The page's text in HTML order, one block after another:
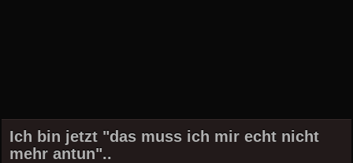
Ich bin jetzt "das muss ich mir echt nicht
mehr antun"..